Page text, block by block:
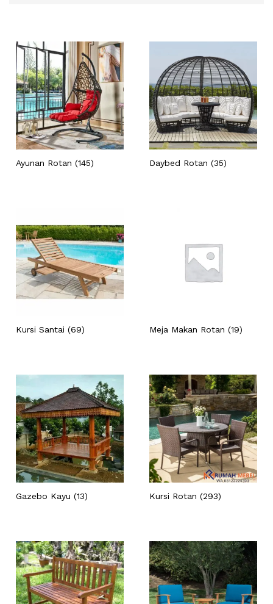
Ayunan Rotan (145) Daybed Rotan (35)
Kursi Santai (69) Meja Makan Rotan (19)
Gazebo Kayu (13) Kursi Rotan (293)